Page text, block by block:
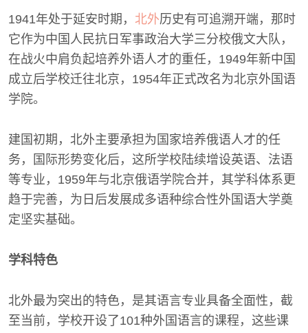
1941年处于延安时期， 北外历史有可追溯开端，那时
它作为中国人民抗日军事政治大学三分校俄文大队，
在战火中肩负起培养外语人才的重任，1949年新中国
成立后学校迁往北京，1954年正式改名为北京外国语
学院。
建国初期，北外主要承担为国家培养俄语人才的任
务，国际形势变化后，这所学校陆续增设英语、法语
等专业，1959年与北京俄语学院合并，其学科体系更
趋于完善，为日后发展成多语种综合性外国语大学奠
定坚实基础。
学科特色
北外最为突出的特色，是其语言专业具备全面性，截
至当前，学校开设了101种外国语言的课程，这些课